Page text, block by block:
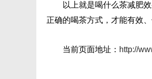
以上就是喝什么茶减肥
正确的喝茶方式，才能有效、
当前页面地址： http://